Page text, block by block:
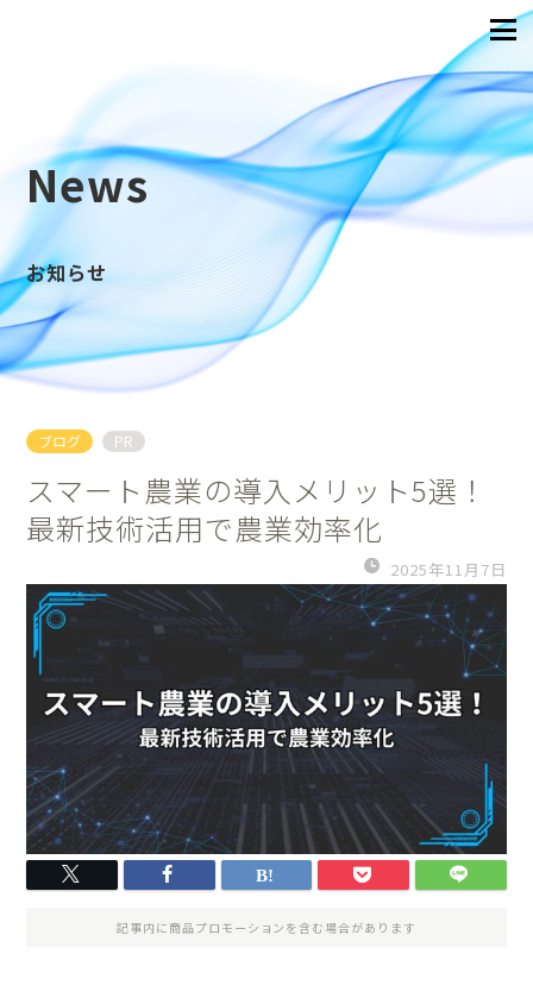
News
お知らせ
ブログ PR
スマート農業の導入メリット5選！
最新技術活用で農業効率化
2025年11月7日
記事内に商品プロモーションを含む場合があります